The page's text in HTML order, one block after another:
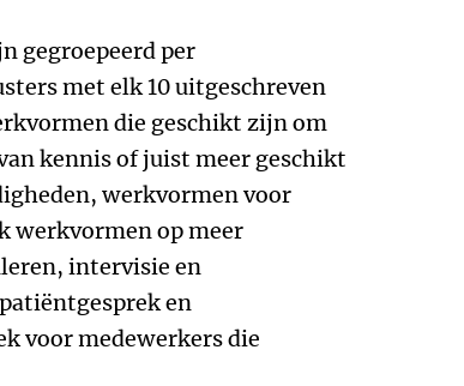
gegroepeerd per
met elk 10 uitgeschreven
die geschikt zijn om
kennis of juist meer geschikt
werkvormen voor
werkvormen op meer
intervisie en
en
voor medewerkers die